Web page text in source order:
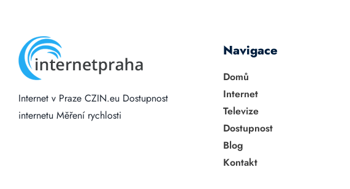
Internet v Praze CZIN.eu Dostupnost
internetu Měření rychlosti
Navigace
Domů
Internet
Televize
Dostupnost
Blog
Kontakt